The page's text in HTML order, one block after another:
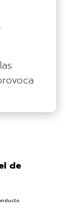
de